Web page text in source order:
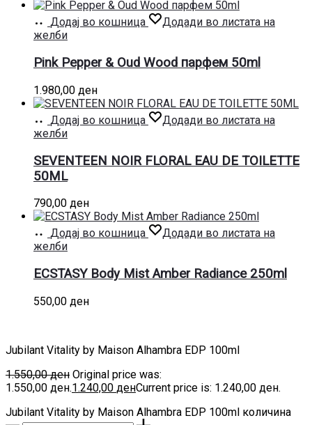
Додај во кошница
Додади во листата на
желби
Pink Pepper & Oud Wood парфем 50ml
1.980,00 ден
Додај во кошница
Додади во листата на
желби
SEVENTEEN NOIR FLORAL EAU DE TOILETTE
50ML
790,00 ден
Додај во кошница
Додади во листата на
желби
ECSTASY Body Mist Amber Radiance 250ml
550,00 ден
Jubilant Vitality by Maison Alhambra EDP 100ml
1.550,00ден Original price was:
1.550,00 ден.1.240,00 денCurrent price is: 1.240,00 ден.
Jubilant Vitality by Maison Alhambra EDP 100ml количина